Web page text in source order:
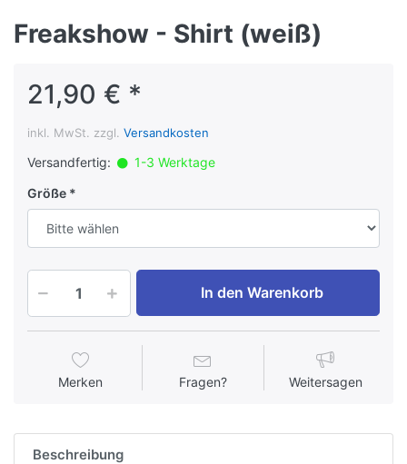
Freakshow - Shirt (weiß)
21,90 € *
inkl. MwSt. zzgl. Versandkosten
Versandfertig:
1-3 Werktage
Größe
In den Warenkorb
Merken Fragen? Weitersagen
Beschreibung